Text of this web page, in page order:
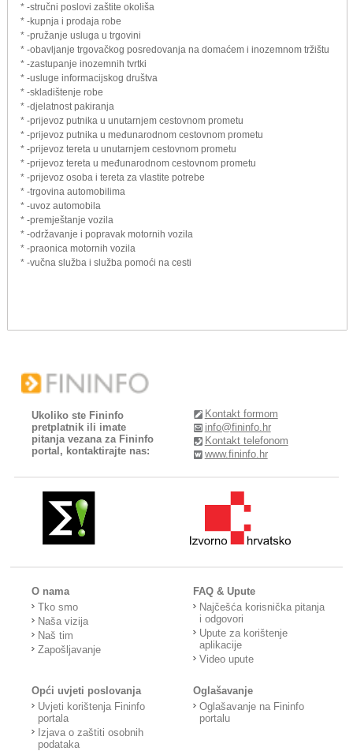
* -stručni poslovi zaštite okoliša
* -kupnja i prodaja robe
* -pružanje usluga u trgovini
* -obavljanje trgovačkog posredovanja na domaćem i inozemnom tržištu
* -zastupanje inozemnih tvrtki
* -usluge informacijskog društva
* -skladištenje robe
* -djelatnost pakiranja
* -prijevoz putnika u unutarnjem cestovnom prometu
* -prijevoz putnika u međunarodnom cestovnom prometu
* -prijevoz tereta u unutarnjem cestovnom prometu
* -prijevoz tereta u međunarodnom cestovnom prometu
* -prijevoz osoba i tereta za vlastite potrebe
* -trgovina automobilima
* -uvoz automobila
* -premještanje vozila
* -održavanje i popravak motornih vozila
* -praonica motornih vozila
* -vučna služba i služba pomoći na cesti
Ukoliko ste Fininfo
pretplatnik ili imate
pitanja vezana za Fininfo
portal, kontaktirajte nas:
Kontakt formom
info@fininfo.hr
Kontakt telefonom
www.fininfo.hr
O nama
Tko smo
Naša vizija
Naš tim
Zapošljavanje
FAQ & Upute
Najčešća korisnička pitanja
i odgovori
Upute za korištenje
aplikacije
Video upute
Opći uvjeti poslovanja
Uvjeti korištenja Fininfo
portala
Izjava o zaštiti osobnih
podataka
Oglašavanje
Oglašavanje na Fininfo
portalu